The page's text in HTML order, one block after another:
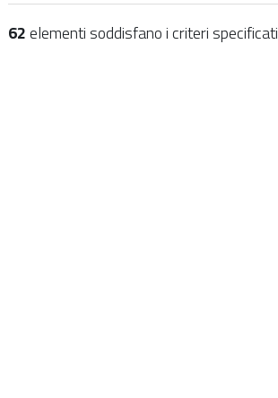
62elementi soddisfano i criteri specificati